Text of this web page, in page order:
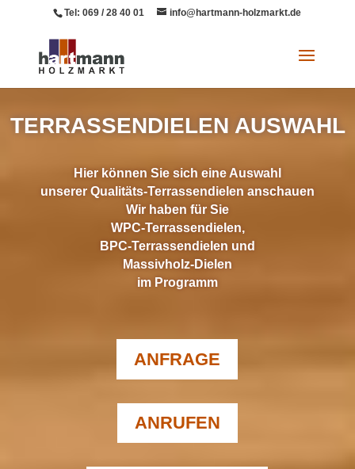
Tel: 069 / 28 40 01 info@hartmann-holzmarkt.de
TERRASSENDIELEN AUSWAHL
Hier können Sie sich eine Auswahl
unserer Qualitäts-Terrassendielen anschauen
Wir haben für Sie
WPC-Terrassendielen,
BPC-Terrassendielen und
Massivholz-Dielen
im Programm
ANFRAGE
ANRUFEN